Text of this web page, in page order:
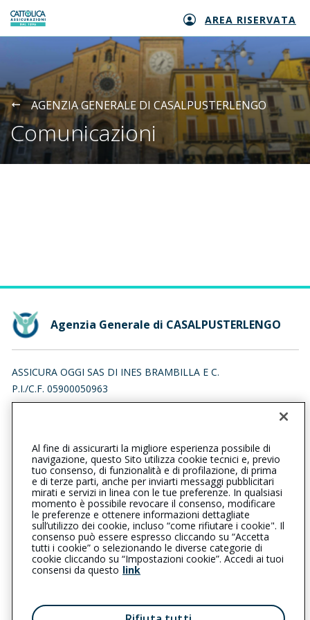
Generali logo AREA RISERVATA
AGENZIA GENERALE DI CASALPUSTERLENGO
Comunicazioni
Agenzia Generale di CASALPUSTERLENGO
ASSICURA OGGI SAS DI INES BRAMBILLA E C.
P.I./C.F. 05900050963
VIALE EMILIA 3, 26841 CASALPUSTERLENGO (LO)
0377833239 0377802898
casalpusterlengo@cattolica.it
assicuraoggi@pec.it
L’intermediario è soggetto al controllo dell’IVASS. Consulta il
Registro RUI al seguentelink
Privacy | Cookie | Il Gruppo Generali
Al fine di assicurarti la migliore esperienza possibile di
navigazione, questo Sito utilizza cookie tecnici e, previo
tuo consenso, di funzionalità e di profilazione, di prima
e di terze parti, anche per inviarti messaggi pubblicitari
mirati e servizi in linea con le tue preferenze. In qualsiasi
momento è possibile revocare il consenso, modificare
le preferenze e ottenere informazioni dettagliate
sull’utilizzo dei cookie, incluso “come rifiutare i cookie". Il
consenso può essere espresso cliccando su “Accetta
tutti i cookie” o selezionando le diverse categorie di
cookie cliccando su “Impostazioni cookie”. Accedi ai tuoi
consensi da questo link